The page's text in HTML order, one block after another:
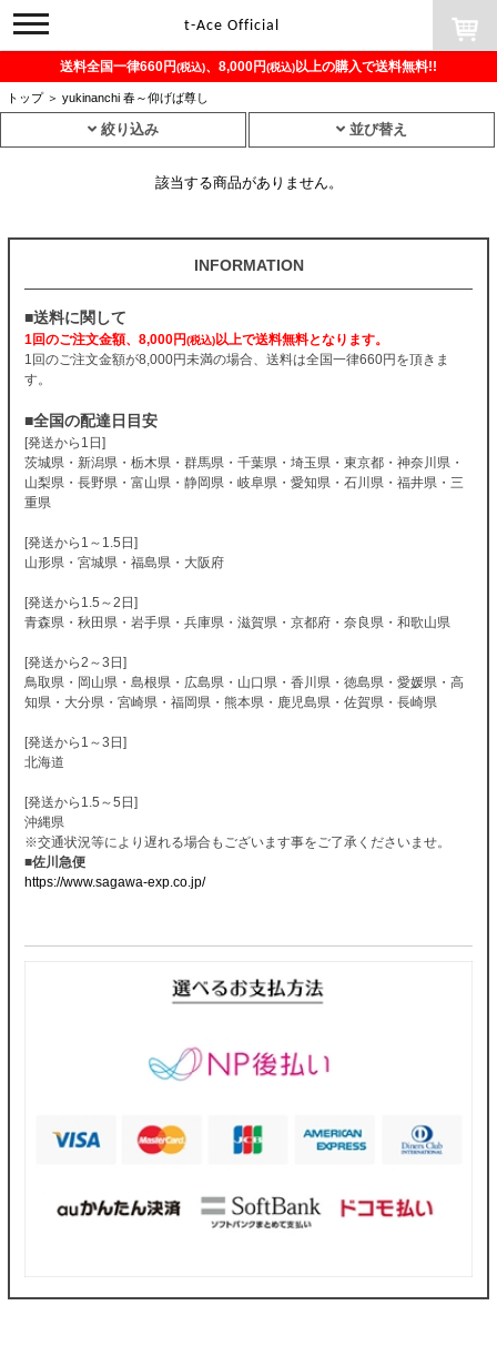
toggle
navigation
t-Ace Official
送料全国一律660円(税込)、8,000円(税込)以上の購入で送料無料!!
トップ ＞ yukinanchi 春～仰げば尊し
絞り込み 並び替え
該当する商品がありません。
INFORMATION
■送料に関して
1回のご注文金額、8,000円(税込)以上で送料無料となります。
1回のご注文金額が8,000円未満の場合、送料は全国一律660円を頂きま
す。
■全国の配達日目安
[発送から1日]
茨城県・新潟県・栃木県・群馬県・千葉県・埼玉県・東京都・神奈川県・
山梨県・長野県・富山県・静岡県・岐阜県・愛知県・石川県・福井県・三
重県
[発送から1～1.5日]
山形県・宮城県・福島県・大阪府
[発送から1.5～2日]
青森県・秋田県・岩手県・兵庫県・滋賀県・京都府・奈良県・和歌山県
[発送から2～3日]
鳥取県・岡山県・島根県・広島県・山口県・香川県・徳島県・愛媛県・高
知県・大分県・宮崎県・福岡県・熊本県・鹿児島県・佐賀県・長崎県
[発送から1～3日]
北海道
[発送から1.5～5日]
沖縄県
※交通状況等により遅れる場合もございます事をご了承くださいませ。
■佐川急便
https://www.sagawa-exp.co.jp/